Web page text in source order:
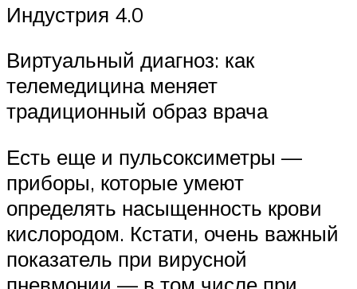
Индустрия 4.0
Виртуальный диагноз: как
телемедицина меняет
традиционный образ врача
Есть еще и пульсоксиметры —
приборы, которые умеют
определять насыщенность крови
кислородом. Кстати, очень важный
показатель при вирусной